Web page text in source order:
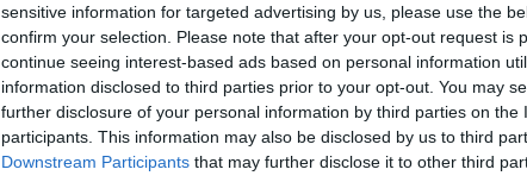
sensitive information for targeted advertising by us, please use the
confirm your selection. Please note that after your opt-out request is
continue seeing interest-based ads based on personal information
information disclosed to third parties prior to your opt-out. You may
further disclosure of your personal information by third parties on the
participants. This information may also be disclosed by us to third
Downstream Participants that may further disclose it to other third